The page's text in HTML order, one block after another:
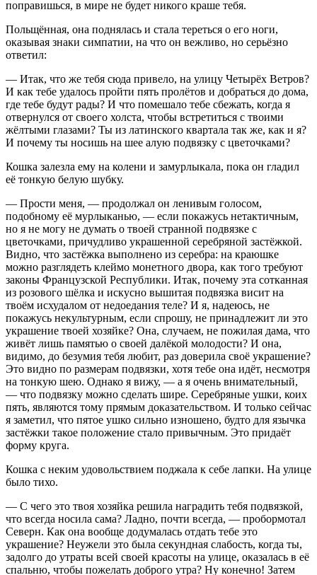
поправишься, в мире не будет никого краше тебя.
Польщённая, она поднялась и стала тереться о его ноги,
оказывая знаки симпатии, на что он вежливо, но серьёзно
ответил:
— Итак, что же тебя сюда привело, на улицу Четырёх Ветров?
И как тебе удалось пройти пять пролётов и добраться до дома,
где тебе будут рады? И что помешало тебе сбежать, когда я
отвернулся от своего холста, чтобы встретиться с твоими
жёлтыми глазами? Ты из латинского квартала так же, как и я?
И почему ты носишь на шее алую подвязку с цветочками?
Кошка залезла ему на колени и замурлыкала, пока он гладил
её тонкую белую шубку.
— Прости меня, — продолжал он ленивым голосом,
подобному её мурлыканью, — если покажусь нетактичным,
но я не могу не думать о твоей странной подвязке с
цветочками, причудливо украшенной серебряной застёжкой.
Видно, что застёжка выполнено из серебра: на краюшке
можно разглядеть клеймо монетного двора, как того требуют
законы Французской Республики. Итак, почему эта сотканная
из розового шёлка и искусно вышитая подвязка висит на
твоём исхудалом от недоедания теле? И я, надеюсь, не
покажусь некультурным, если спрошу, не принадлежит ли это
украшение твоей хозяйке? Она, случаем, не пожилая дама, что
живёт лишь памятью о своей далёкой молодости? И она,
видимо, до безумия тебя любит, раз доверила своё украшение?
Это видно по размерам подвязки, хотя тебе она идёт, несмотря
на тонкую шею. Однако я вижу, — а я очень внимательный,
— что подвязку можно сделать шире. Серебряные ушки, коих
пять, являются тому прямым доказательством. И только сейчас
я заметил, что пятое ушко сильно изношено, будто для язычка
застёжки такое положение стало привычным. Это придаёт
форму круга.
Кошка c неким удовольствием поджала к себе лапки. На улице
было тихо.
— С чего это твоя хозяйка решила наградить тебя подвязкой,
что всегда носила сама? Ладно, почти всегда, — пробормотал
Северн. Как она вообще додумалась отдать тебе это
украшение? Неужели это была секундная слабость, когда ты,
задолго до утраты всей своей красоты на улице, оказалась в её
спальню, чтобы пожелать доброго утра? Ну конечно! Затем